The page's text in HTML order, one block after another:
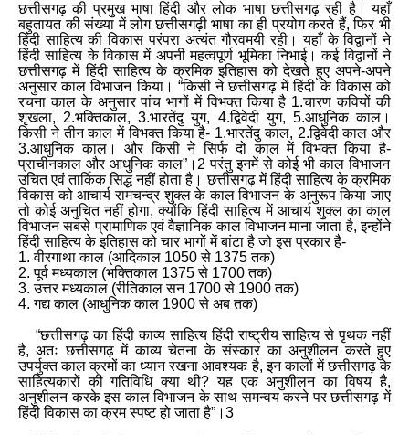
छत्तीसगढ़ की प्रमुख भाषा हिंदी और लोक भाषा छत्तीसगढ़ रही है। यहाँ
बहुतायत की संख्या में लोग छत्तीसगढ़ी भाषा का ही प्रयोग करते हैं, फिर भी
हिंदी साहित्य की विकास परंपरा अत्यंत गौरवमयी रही। यहाँ के विद्वानों ने
हिंदी साहित्य के विकास में अपनी महत्वपूर्ण भूमिका निभाई। कई विद्वानों ने
छत्तीसगढ़ में हिंदी साहित्य के क्रमिक इतिहास को देखते हुए अपने-अपने
अनुसार काल विभाजन किया। “किसी ने छत्तीसगढ़ में हिंदी के विकास को
रचना काल के अनुसार पांच भागों में विभक्त किया है 1.चारण कवियों की
शृंखला, 2.भक्तिकाल, 3.भारतेंदु युग, 4.द्विवेदी युग, 5.आधुनिक काल।
किसी ने तीन काल में विभक्त किया है- 1.भारतेंदु काल, 2.द्विवेदी काल और
3.आधुनिक काल। और किसी ने सिर्फ दो काल में विभक्त किया है-
प्राचीनकाल और आधुनिक काल”।2 परंतु इनमें से कोई भी काल विभाजन
उचित एवं तार्किक सिद्ध नहीं होता है। छत्तीसगढ़ में हिंदी साहित्य के क्रमिक
विकास को आचार्य रामचन्द्र शुक्ल के काल विभाजन के अनुरूप किया जाए
तो कोई अनुचित नहीं होगा, क्योंकि हिंदी साहित्य में आचार्य शुक्ल का काल
विभाजन सबसे प्रामाणिक एवं वैज्ञानिक काल विभाजन माना जाता है, इन्होंने
हिंदी साहित्य के इतिहास को चार भागों में बांटा है जो इस प्रकार है-
1. वीरगाथा काल (आदिकाल 1050 से 1375 तक)
2. पूर्व मध्यकाल (भक्तिकाल 1375 से 1700 तक)
3. उत्तर मध्यकाल (रीतिकाल सन 1700 से 1900 तक)
4. गद्य काल (आधुनिक काल 1900 से अब तक)
“छत्तीसगढ़ का हिंदी काव्य साहित्य हिंदी राष्ट्रीय साहित्य से पृथक नहीं
है, अतः छत्तीसगढ़ में काव्य चेतना के संस्कार का अनुशीलन करते हुए
उपर्युक्त काल क्रमों का ध्यान रखना आवश्यक है, इन कालों में छत्तीसगढ़ के
साहित्यकारों की गतिविधि क्या थी? यह एक अनुशीलन का विषय है,
अनुशीलन करके इस काल विभाजन के साथ समन्वय करने पर छत्तीसगढ़ में
हिंदी विकास का क्रम स्पष्ट हो जाता है”।3